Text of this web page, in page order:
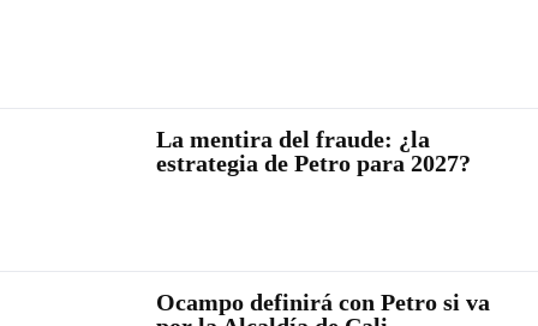
La mentira del fraude: ¿la
estrategia de Petro para 2027?
Ocampo definirá con Petro si va